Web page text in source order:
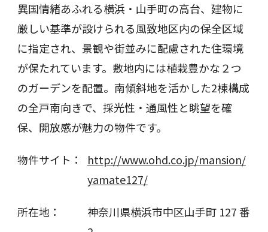
異国情緒あふれる横浜・山手町の高台、建物に
厳しい基準が設けられる風致地区内の保全区域
に指定され、景観や街並みに配慮された住環境
が保たれています。敷地内には植栽豊かな２つ
のガーデンを配置。南傾斜地を活かした2棟構成
の全戸南向きで、採光性・通風性と眺望を確
保、開放感が魅力の物件です。
物件サイト：
http://www.ohd.co.jp/mansion/
yamate127/
所在地：
神奈川県横浜市中区山手町 127 番